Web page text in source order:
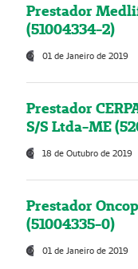
Prestador
(51004334-2)
01 de Janeiro de 2019
Prestador
S/S Ltda-ME
18 de Outubro de 2019
Prestador
(51004335-0)
01 de Janeiro de 2019